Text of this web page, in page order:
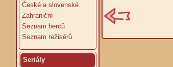
České a slovenské
Zahraniční
Seznam herců
Seznam režisérů
Seriály